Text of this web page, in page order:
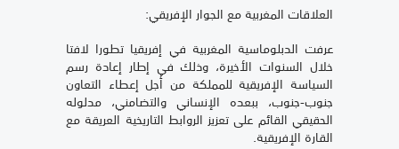
العلاقات المغربية مع الجوار الإفريقي:
عرفت الدبلوماسية المغربية في إفريقيا تطورا لافتا
خلال السنوات الأخيرة، وذلك في إطار إعادة رسم
السياسة الإفريقية للمملكة من أجل إعطاء التعاون
جنوب-جنوب، ببعده الإنساني والتضامني، مدلوله
الحقيقي القائم على تعزيز الروابط التاريخية العريقة مع
القارة الإفريقية.